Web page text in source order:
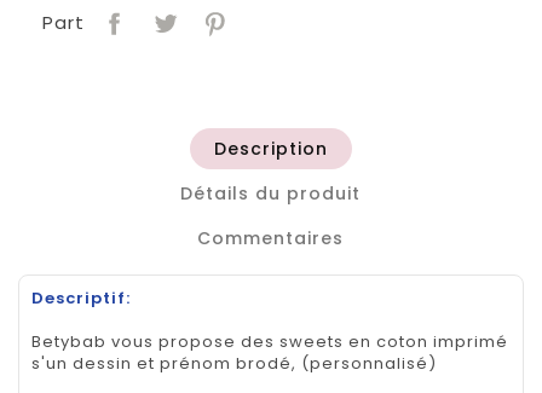
Part
Description
Détails du produit
Commentaires
Descriptif:
Betybab vous propose des sweets en coton imprimé
s'un dessin et prénom brodé, (personnalisé)